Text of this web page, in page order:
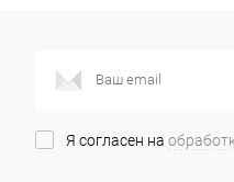
Я согласен на